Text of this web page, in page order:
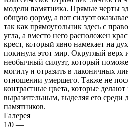
модели памятника. Прямые черты
общую форму, а вот силуэт
так как прямоугольник здесь с
угла, а вместо него расположен
крест, который явно намекает на
покинула этот мир. Округлый верх
необычный силуэт, который
могилу и отразить в лаконичных
отношении умершего. Также не
контрастные цвета, которые делают
выразительным, выделяя его среди
памятников.
Галерея
1/0 —